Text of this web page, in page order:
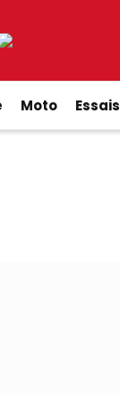
Moto Essais